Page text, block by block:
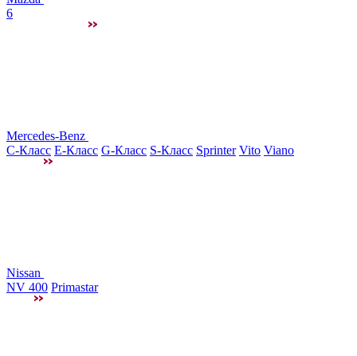
6
Mercedes-Benz
C-Класс E-Класс G-Класс S-Класс Sprinter Vito Viano
Nissan
NV 400 Primastar